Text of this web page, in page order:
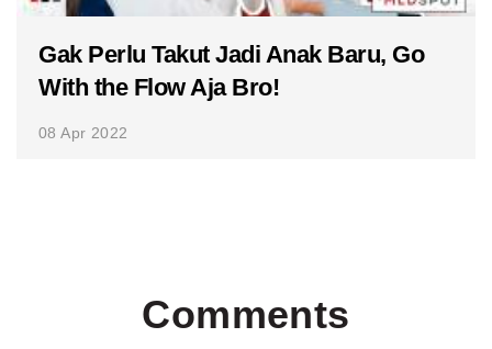
Gak Perlu Takut Jadi Anak Baru, Go
With the Flow Aja Bro!
08 Apr 2022
Comments